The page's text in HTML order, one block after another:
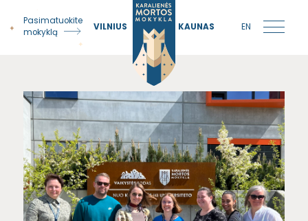
Pasimatuokite
mokyklą
VILNIUS KAUNAS EN